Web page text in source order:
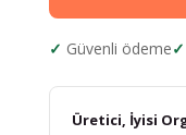
Güvenli ödeme
Üretici, İyisi